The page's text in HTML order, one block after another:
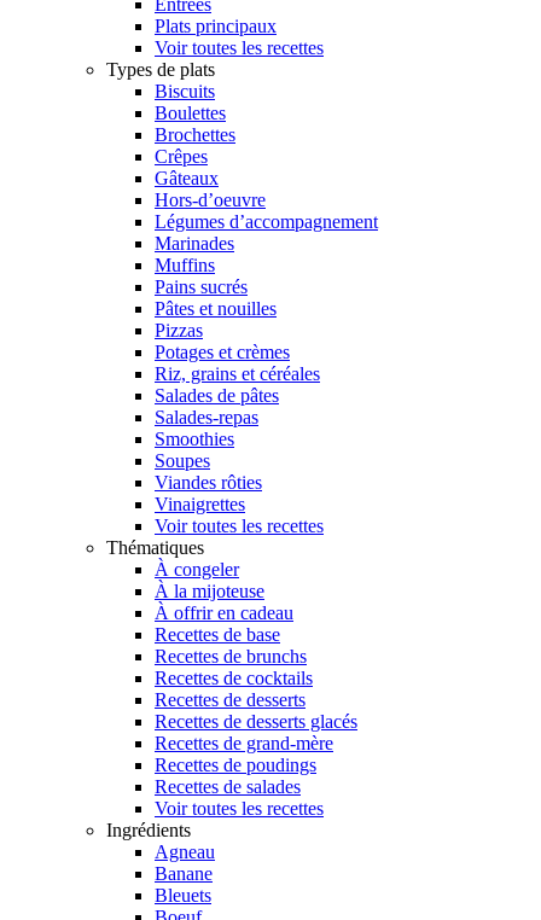
Entrées
Plats principaux
Voir toutes les recettes
Types de plats
Biscuits
Boulettes
Brochettes
Crêpes
Gâteaux
Hors-d’oeuvre
Légumes d’accompagnement
Marinades
Muffins
Pains sucrés
Pâtes et nouilles
Pizzas
Potages et crèmes
Riz, grains et céréales
Salades de pâtes
Salades-repas
Smoothies
Soupes
Viandes rôties
Vinaigrettes
Voir toutes les recettes
Thématiques
À congeler
À la mijoteuse
À offrir en cadeau
Recettes de base
Recettes de brunchs
Recettes de cocktails
Recettes de desserts
Recettes de desserts glacés
Recettes de grand-mère
Recettes de poudings
Recettes de salades
Voir toutes les recettes
Ingrédients
Agneau
Banane
Bleuets